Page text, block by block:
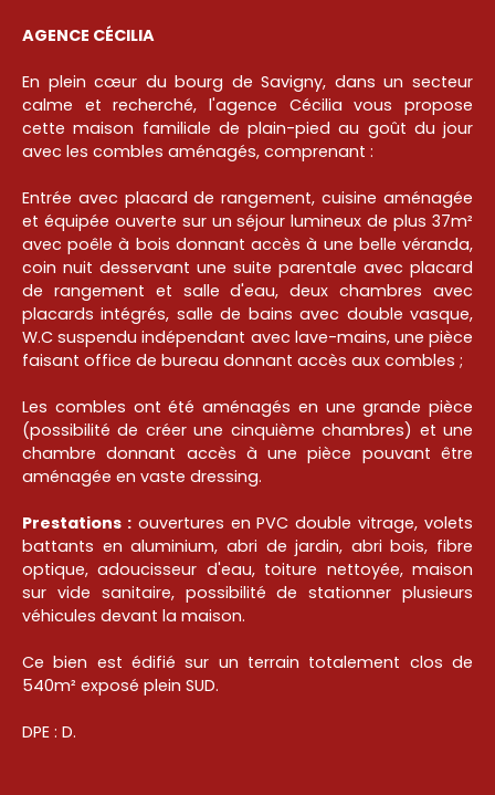
AGENCE CÉCILIA
En plein cœur du bourg de Savigny, dans un secteur
calme et recherché, l'agence Cécilia vous propose
cette maison familiale de plain-pied au goût du jour
avec les combles aménagés, comprenant :
Entrée avec placard de rangement, cuisine aménagée
et équipée ouverte sur un séjour lumineux de plus 37m²
avec poêle à bois donnant accès à une belle véranda,
coin nuit desservant une suite parentale avec placard
de rangement et salle d'eau, deux chambres avec
placards intégrés, salle de bains avec double vasque,
W.C suspendu indépendant avec lave-mains, une pièce
faisant office de bureau donnant accès aux combles ;
Les combles ont été aménagés en une grande pièce
(possibilité de créer une cinquième chambres) et une
chambre donnant accès à une pièce pouvant être
aménagée en vaste dressing.
Prestations :ouvertures en PVC double vitrage, volets
battants en aluminium, abri de jardin, abri bois, fibre
optique, adoucisseur d'eau, toiture nettoyée, maison
sur vide sanitaire, possibilité de stationner plusieurs
véhicules devant la maison.
Ce bien est édifié sur un terrain totalement clos de
540m² exposé plein SUD.
DPE : D.